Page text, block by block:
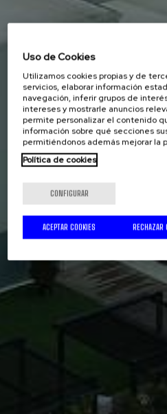
Uso de Cookies
Utilizamos cookies propias y de
servicios, elaborar información
navegación, inferir grupos de
intereses y mostrarle anuncios
permite personalizar el contenido
información sobre qué secciones
permitiéndonos además mejorar la
Política de cookies
CONFIGURAR
RECHAZAR
ACEPTAR COOKIES